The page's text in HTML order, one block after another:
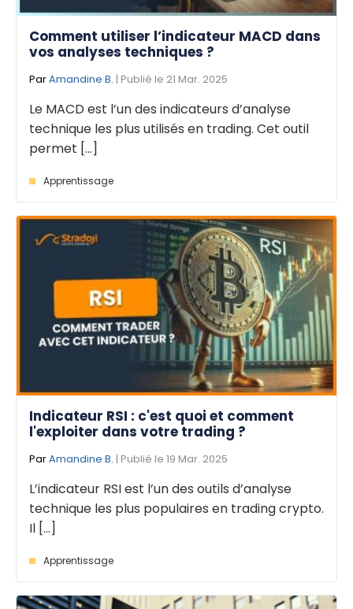
Comment utiliser l’indicateur MACD dans
vos analyses techniques ?
ParAmandine B. | Publié le 21 Mar. 2025
Le MACD est l’un des indicateurs d’analyse
technique les plus utilisés en trading. Cet outil
permet [...]
Apprentissage
Indicateur RSI : c'est quoi et comment
l'exploiter dans votre trading ?
ParAmandine B. | Publié le 19 Mar. 2025
L’indicateur RSI est l’un des outils d’analyse
technique les plus populaires en trading crypto.
Il [...]
Apprentissage